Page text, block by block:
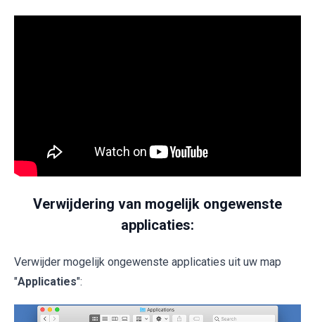
Verwijdering van mogelijk ongewenste
applicaties:
Verwijder mogelijk ongewenste applicaties uit uw map
"Applicaties":